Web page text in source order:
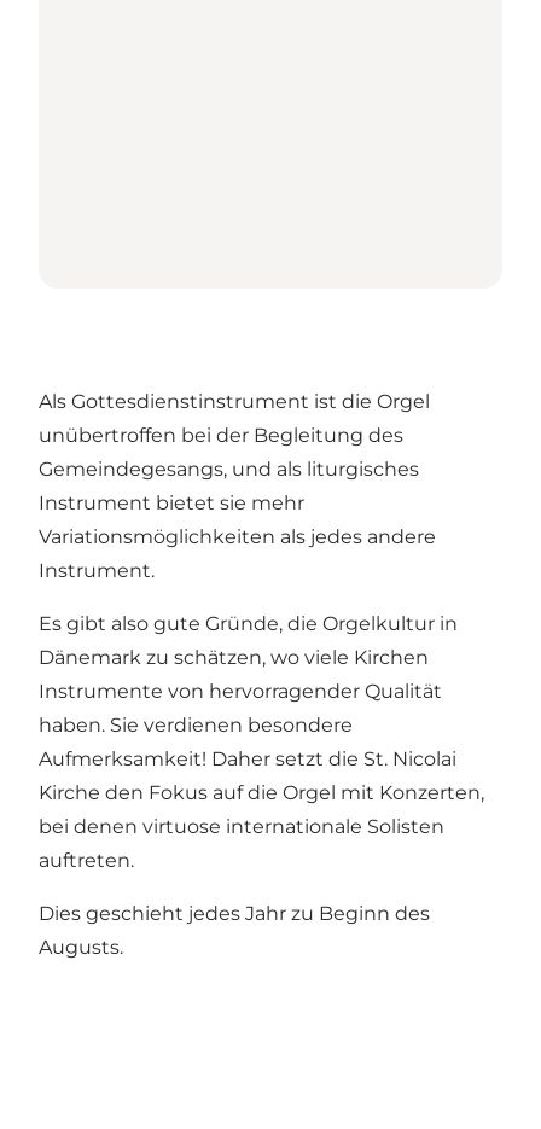
Als Gottesdienstinstrument ist die Orgel
unübertroffen bei der Begleitung des
Gemeindegesangs, und als liturgisches
Instrument bietet sie mehr
Variationsmöglichkeiten als jedes andere
Instrument.
Es gibt also gute Gründe, die Orgelkultur in
Dänemark zu schätzen, wo viele Kirchen
Instrumente von hervorragender Qualität
haben. Sie verdienen besondere
Aufmerksamkeit! Daher setzt die St. Nicolai
Kirche den Fokus auf die Orgel mit Konzerten,
bei denen virtuose internationale Solisten
auftreten.
Dies geschieht jedes Jahr zu Beginn des
Augusts.